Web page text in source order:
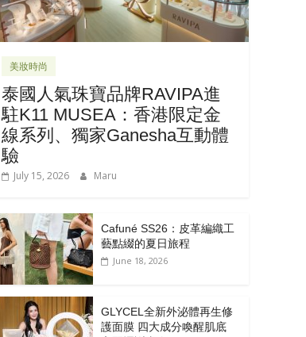
美妝時尚
泰國人氣珠寶品牌RAVIPA進
駐K11 MUSEA：香港限定金
線系列、獨家Ganesha互動體
驗
July 15, 2026 Maru
Cafuné SS26：皮革編織工
藝點綴的夏日旅程
June 18, 2026
GLYCEL全新外泌體再生修
護面膜 四大成分喚醒肌底